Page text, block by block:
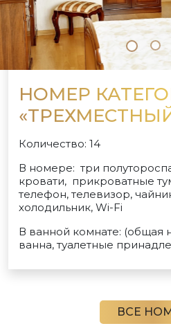
НОМЕР
Количество: 14
В номере: три
кровати, прикроватные
телефон, телевизор,
холодильник, Wi-Fi
В ванной комнате: (общая
ванна, туалетные
ВСЕ